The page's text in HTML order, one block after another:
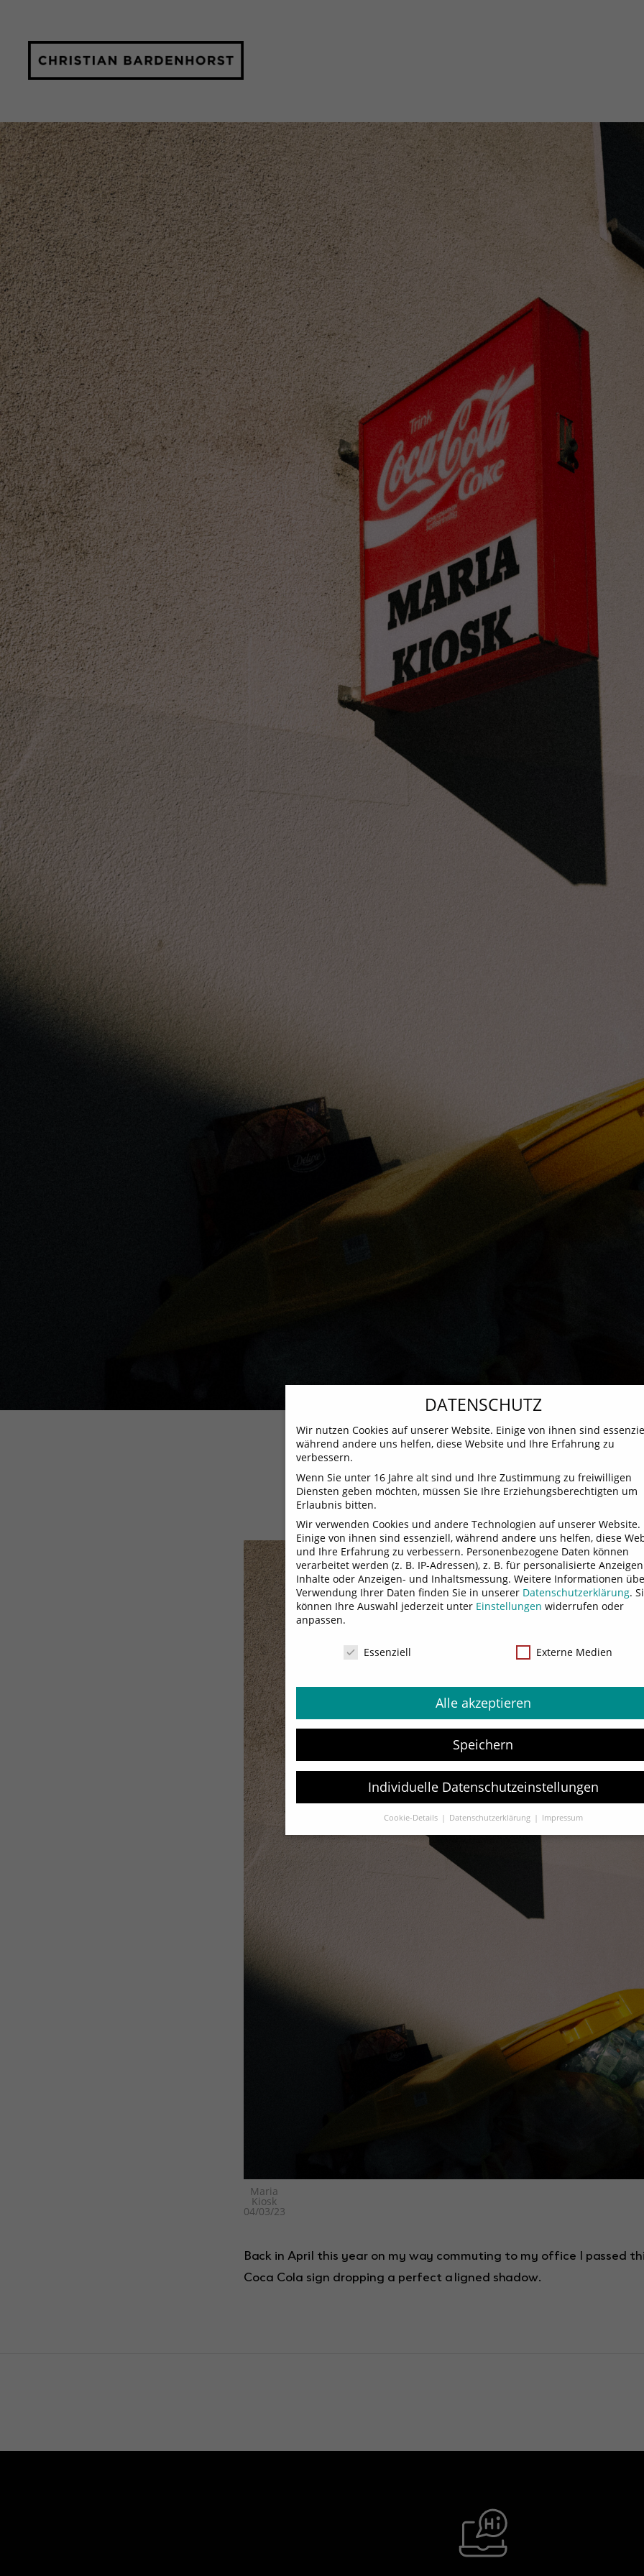
15. Juli 2023 — No Comments
Coca Cola Sign
Maria
Kiosk
04/03/23
Back in April this year on my way commuting to my office I passed
Coca Cola sign dropping a perfect aligned shadow.
DATENSCHUTZ
Wir nutzen Cookies auf unserer Website. Einige von ihnen sind
während andere uns helfen, diese Website und Ihre Erfahrung zu
verbessern.
Wenn Sie unter 16 Jahre alt sind und Ihre Zustimmung zu freiwilligen
Diensten geben möchten, müssen Sie Ihre Erziehungsberechtigten um
Erlaubnis bitten.
Wir verwenden Cookies und andere Technologien auf unserer Website.
Einige von ihnen sind essenziell, während andere uns helfen, diese
und Ihre Erfahrung zu verbessern. Personenbezogene Daten können
verarbeitet werden (z. B. IP-Adressen), z. B. für personalisierte
Inhalte oder Anzeigen- und Inhaltsmessung. Weitere Informationen
Verwendung Ihrer Daten finden Sie in unserer Datenschutzerklärung.
können Ihre Auswahl jederzeit unter Einstellungen widerrufen oder
anpassen.
DATENSCHUTZ
Essenziell Externe Medien
Alle akzeptieren
Speichern
Individuelle Datenschutzeinstellungen
Cookie-Details Datenschutzerklärung Impressum
Datenschutzeinstellungen
Wenn Sie unter 16 Jahre alt sind und Ihre Zustimmung zu freiwilligen
Diensten geben möchten, müssen Sie Ihre Erziehungsberechtigten um
Wir verwenden Cookies und andere Technologien auf unserer Website.
Einige von ihnen sind essenziell, während andere uns helfen, diese
verarbeitet werden (z. B. IP-Adressen), z. B. für personalisierte
Inhalte oder Anzeigen- und Inhaltsmessung.
Hier finden Sie eine Übersicht über alle verwendeten Cookies. Sie
Ihre Einwilligung zu ganzen Kategorien geben oder sich weitere
Informationen anzeigen lassen und so nur bestimmte Cookies
Speichern
Datenschutzeinstellungen
Essenziell (1)
Essenzielle Cookies ermöglichen grundlegende Funktionen und sind für die
Datenschutzerklärung